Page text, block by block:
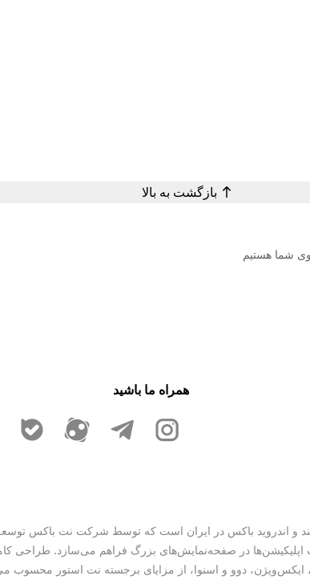
بازگشت به بالا
همراه ما باشید
در صفحه‌نمایش‌های بزرگ فراهم می‌سازد. طراحی